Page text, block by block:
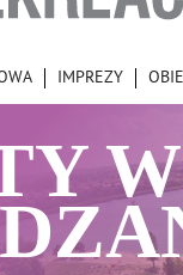
IMPREZY
W